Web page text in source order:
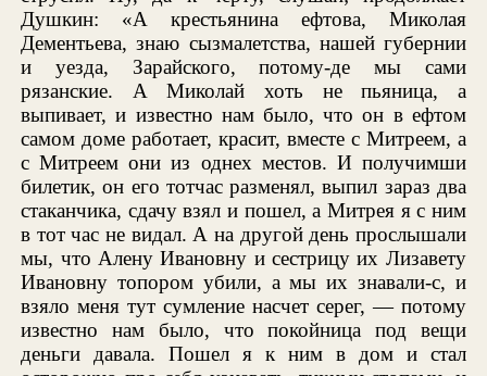
Душкин: «А крестьянина ефтова, Миколая
Дементьева, знаю сызмалетства, нашей губернии
и уезда, Зарайского, потому-де мы сами
рязанские. А Миколай хоть не пьяница, а
выпивает, и известно нам было, что он в ефтом
самом доме работает, красит, вместе с Митреем, а
с Митреем они из однех местов. И получимши
билетик, он его тотчас разменял, выпил зараз два
стаканчика, сдачу взял и пошел, а Митрея я с ним
в тот час не видал. А на другой день прослышали
мы, что Алену Ивановну и сестрицу их Лизавету
Ивановну топором убили, а мы их знавали-с, и
взяло меня тут сумление насчет серег, — потому
известно нам было, что покойница под вещи
деньги давала. Пошел я к ним в дом и стал